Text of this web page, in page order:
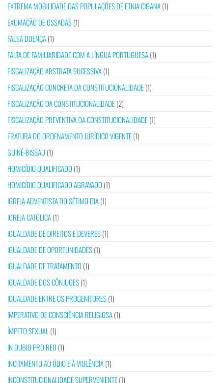
EXTREMA MOBILIDADE DAS POPULAÇÕES DE ETNIA CIGANA(1)
EXUMAÇÃO DE OSSADAS(1)
FALSA DOENÇA(1)
FALTA DE FAMILIARIDADE COM A LÍNGUA PORTUGUESA(1)
FISCALIZAÇÃO ABSTRATA SUCESSIVA(1)
FISCALIZAÇÃO CONCRETA DA CONSTITUCIONALIDADE(1)
FISCALIZAÇÃO DA CONSTITUCIONALIDADE(2)
FISCALIZAÇÃO PREVENTIVA DA CONSTITUCIONALIDADE(1)
FRATURA DO ORDENAMENTO JURÍDICO VIGENTE(1)
GUINÉ-BISSAU(1)
HOMICÍDIO QUALIFICADO (1)
HOMICÍDIO QUALIFICADO AGRAVADO (1)
IGREJA ADVENTISTA DO SÉTIMO DIA(1)
IGREJA CATÓLICA(1)
IGUALDADE DE DIREITOS E DEVERES(1)
IGUALDADE DE OPORTUNIDADES(1)
IGUALDADE DE TRATAMENTO (1)
IGUALDADE DOS CÔNJUGES(1)
IGUALDADE ENTRE OS PROGENITORES(1)
IMPERATIVO DE CONSCIÊNCIA RELIGIOSA(1)
ÍMPETO SEXUAL (1)
IN DUBIO PRO REO (1)
INCITAMENTO AO ÓDIO E À VIOLÊNCIA(1)
INCONSTITUCIONALIDADE SUPERVENIENTE(1)